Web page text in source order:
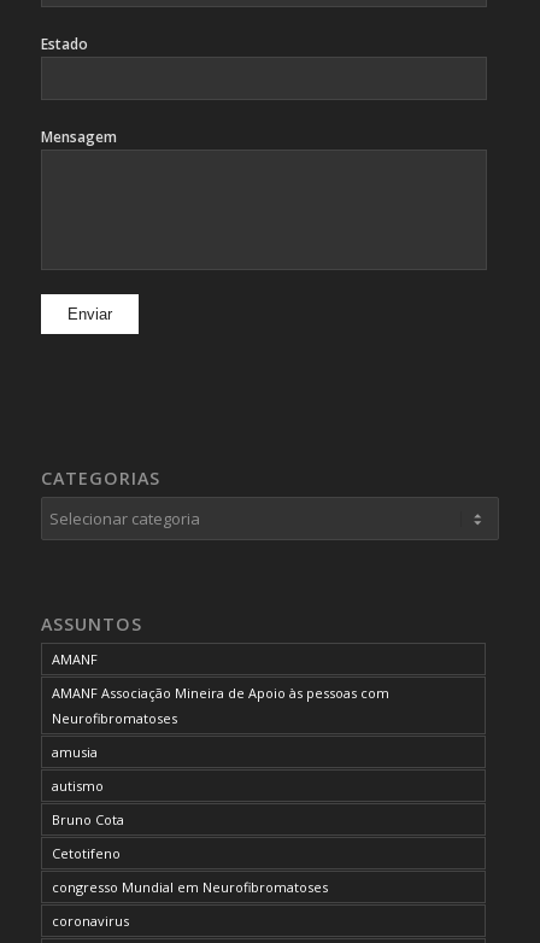
Estado
Mensagem
CATEGORIAS
Categorias
ASSUNTOS
AMANF
AMANF Associação Mineira de Apoio às pessoas com
Neurofibromatoses
amusia
autismo
Bruno Cota
Cetotifeno
congresso Mundial em Neurofibromatoses
coronavirus